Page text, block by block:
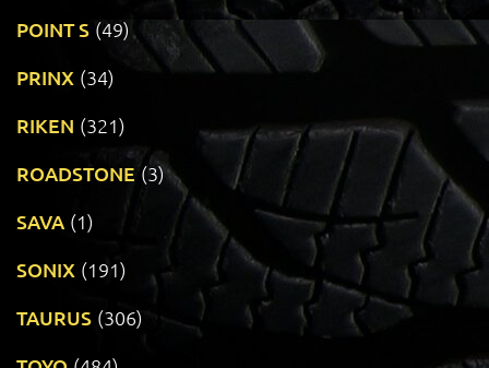
POINT S (49)
PRINX (34)
RIKEN (321)
ROADSTONE (3)
SAVA (1)
SONIX (191)
TAURUS (306)